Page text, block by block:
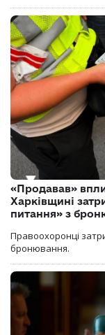
«Продавав»
Харківщині
питання» з
Правоохоронці
бронювання.